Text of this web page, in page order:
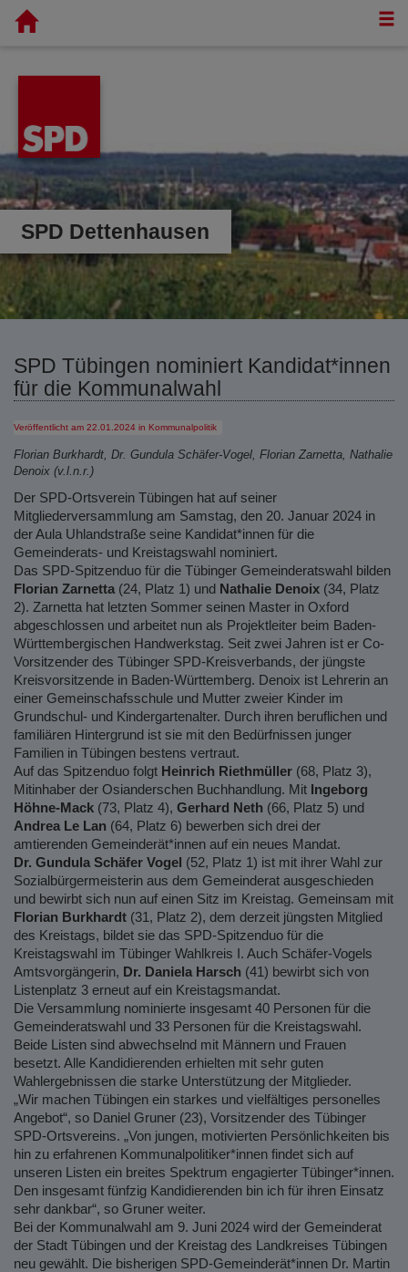
SPD Dettenhausen
SPD Tübingen nominiert Kandidat*innen
für die Kommunalwahl
Veröffentlicht am 22.01.2024 in Kommunalpolitik
Florian Burkhardt, Dr. Gundula Schäfer-Vogel, Florian Zarnetta, Nathalie
Denoix (v.l.n.r.)
Der SPD-Ortsverein Tübingen hat auf seiner
Mitgliederversammlung am Samstag, den 20. Januar 2024 in
der Aula Uhlandstraße seine Kandidat*innen für die
Gemeinderats- und Kreistagswahl nominiert.
Das SPD-Spitzenduo für die Tübinger Gemeinderatswahl bilden
Florian Zarnetta (24, Platz 1) und Nathalie Denoix (34, Platz
2). Zarnetta hat letzten Sommer seinen Master in Oxford
abgeschlossen und arbeitet nun als Projektleiter beim Baden-
Württembergischen Handwerkstag. Seit zwei Jahren ist er Co-
Vorsitzender des Tübinger SPD-Kreisverbands, der jüngste
Kreisvorsitzende in Baden-Württemberg. Denoix ist Lehrerin an
einer Gemeinschafsschule und Mutter zweier Kinder im
Grundschul- und Kindergartenalter. Durch ihren beruflichen und
familiären Hintergrund ist sie mit den Bedürfnissen junger
Familien in Tübingen bestens vertraut.
Auf das Spitzenduo folgt Heinrich Riethmüller (68, Platz 3),
Mitinhaber der Osianderschen Buchhandlung. Mit Ingeborg
Höhne-Mack (73, Platz 4), Gerhard Neth (66, Platz 5) und
Andrea Le Lan (64, Platz 6) bewerben sich drei der
amtierenden Gemeinderät*innen auf ein neues Mandat.
Dr. Gundula Schäfer Vogel (52, Platz 1) ist mit ihrer Wahl zur
Sozialbürgermeisterin aus dem Gemeinderat ausgeschieden
und bewirbt sich nun auf einen Sitz im Kreistag. Gemeinsam mit
Florian Burkhardt (31, Platz 2), dem derzeit jüngsten Mitglied
des Kreistags, bildet sie das SPD-Spitzenduo für die
Kreistagswahl im Tübinger Wahlkreis I. Auch Schäfer-Vogels
Amtsvorgängerin, Dr. Daniela Harsch (41) bewirbt sich von
Listenplatz 3 erneut auf ein Kreistagsmandat.
Die Versammlung nominierte insgesamt 40 Personen für die
Gemeinderatswahl und 33 Personen für die Kreistagswahl.
Beide Listen sind abwechselnd mit Männern und Frauen
besetzt. Alle Kandidierenden erhielten mit sehr guten
Wahlergebnissen die starke Unterstützung der Mitglieder.
„Wir machen Tübingen ein starkes und vielfältiges personelles
Angebot“, so Daniel Gruner (23), Vorsitzender des Tübinger
SPD-Ortsvereins. „Von jungen, motivierten Persönlichkeiten bis
hin zu erfahrenen Kommunalpolitiker*innen findet sich auf
unseren Listen ein breites Spektrum engagierter Tübinger*innen.
Den insgesamt fünfzig Kandidierenden bin ich für ihren Einsatz
sehr dankbar“, so Gruner weiter.
Bei der Kommunalwahl am 9. Juni 2024 wird der Gemeinderat
der Stadt Tübingen und der Kreistag des Landkreises Tübingen
neu gewählt. Die bisherigen SPD-Gemeinderät*innen Dr. Martin